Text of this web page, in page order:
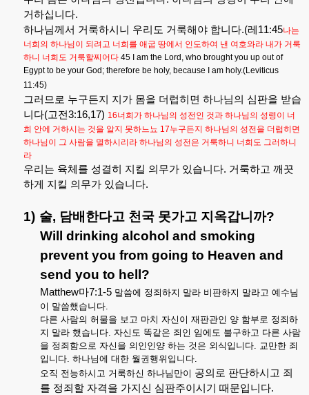
거하십니다.
하나님께서 거룩하시니 우리도 거룩해야 합니다.(레 11:45나는
너희의 하나님이 되려고 너희를 애굽 땅에서 인도하여 낸 여호와라 내가 거룩
하니 너희도 거룩할찌어다 45 I am the Lord, who brought you up out of
Egypt to be your God; therefore be holy, because I am holy.(Leviticus
11:45)
그러므로 누구든지 지가 몸을 더럽히면 하나님의 심판을 받습
니다(고전3:16,17) 16너희가 하나님의 성전인 것과 하나님의 성령이
너
희 안에 거하시는 것을 알지 못하느뇨 17누구든지 하나님의 성전을 더럽히면
하나님이
그 사람을 멸하시리라 하나님의 성전은 거룩하니 너희도 그러하니
라
우리는 육체를 성결히 지킬 의무가 있습니다. 거룩하고 깨끗
하게
지킬 의무가 있습니다.
1) 술, 담배한다고 천국 못가고 지옥갑니까?
Will drinking alcohol and smoking
prevent you from going to Heaven and
send you to hell?
Matthew마7:1-5 말씀에 정죄하지 말라 비판하지 말라고 예수님
이 말씀했습니다.
다른 사람의 허물을 보고 마치 자신이 재판관인 양 함부로 정죄하
지 말라 했습니다. 자신도 똑같은 죄인 임에도 불구하고 다른 사람
을 정죄함으로 자신을 의인인양 하는 것은 외식입니다. 교만한 죄
입니다. 하나님에 대한 월권행위입니다.
오직 전능하시고 거룩하신 하나님만이 공의로 판단하시고 죄
를 정죄할 자격을 가지신 심판주이시기 때문입니다.